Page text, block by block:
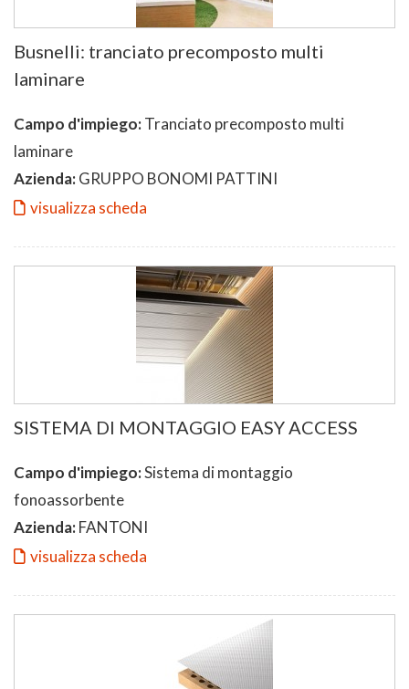
Busnelli: tranciato precomposto multi
laminare
Campo d'impiego:Tranciato precomposto multi
laminare
Azienda:GRUPPO BONOMI PATTINI
visualizza scheda
SISTEMA DI MONTAGGIO EASY ACCESS
Campo d'impiego:Sistema di montaggio
fonoassorbente
Azienda:FANTONI
visualizza scheda